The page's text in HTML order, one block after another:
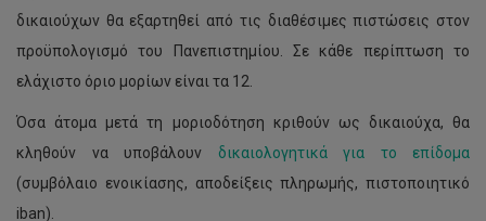
δικαιούχων θα εξαρτηθεί από τις διαθέσιμες πιστώσεις στον
προϋπολογισμό του Πανεπιστημίου. Σε κάθε περίπτωση το
ελάχιστο όριο μορίων είναι τα 12.
Όσα άτομα μετά τη μοριοδότηση κριθούν ως δικαιούχα, θα
κληθούν να υποβάλουν δικαιολογητικά για το επίδομα
(συμβόλαιο ενοικίασης, αποδείξεις πληρωμής, πιστοποιητικό
iban).